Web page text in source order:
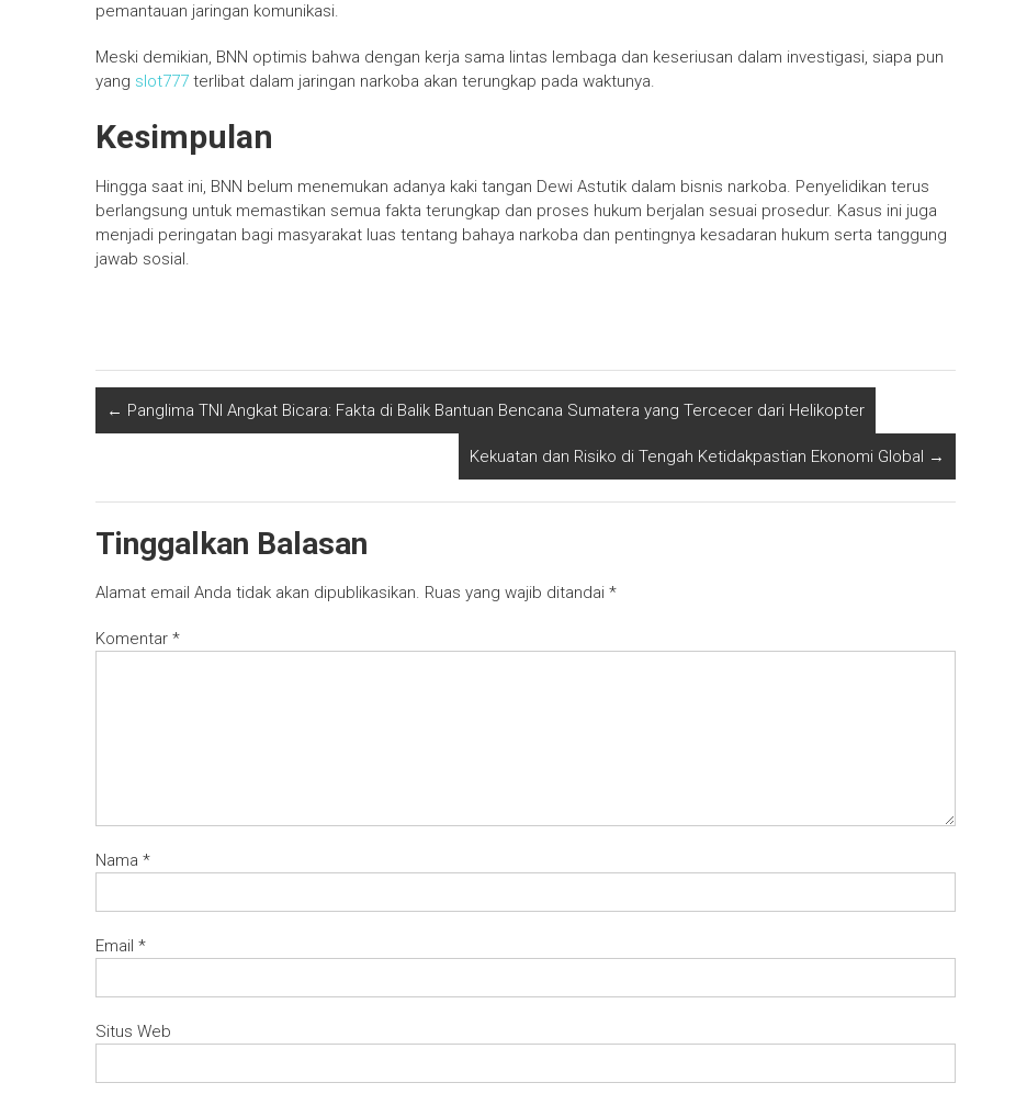
pemantauan jaringan komunikasi.
Meski demikian, BNN optimis bahwa dengan kerja sama lintas lembaga dan keseriusan dalam investigasi, siapa pun
yang slot777 terlibat dalam jaringan narkoba akan terungkap pada waktunya.
Kesimpulan
Hingga saat ini, BNN belum menemukan adanya kaki tangan Dewi Astutik dalam bisnis narkoba. Penyelidikan terus
berlangsung untuk memastikan semua fakta terungkap dan proses hukum berjalan sesuai prosedur. Kasus ini juga
menjadi peringatan bagi masyarakat luas tentang bahaya narkoba dan pentingnya kesadaran hukum serta tanggung
jawab sosial.
← Panglima TNI Angkat Bicara: Fakta di Balik Bantuan Bencana Sumatera yang Tercecer dari Helikopter
Kekuatan dan Risiko di Tengah Ketidakpastian Ekonomi Global →
Tinggalkan Balasan
Alamat email Anda tidak akan dipublikasikan. Ruas yang wajib ditandai *
Komentar *
Nama *
Email *
Situs Web